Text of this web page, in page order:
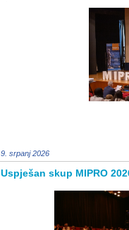
9. srpanj 2026
Uspješan skup MIPRO